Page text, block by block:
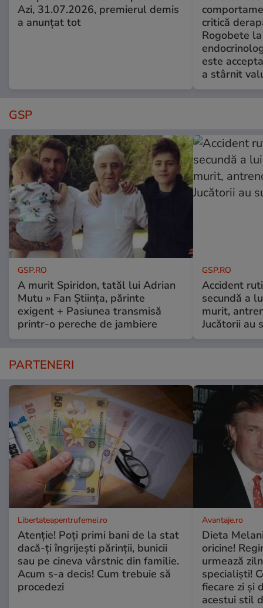
Azi, 31.07.2026, premierul demis
a anunțat tot
critică
Rogobete
este
a stârnit
GSP
GSP.RO
A murit Spiridon, tatăl lui Adrian
Mutu » Fan Știința, părinte
exigent + Pasiunea transmisă
printr-o pereche de jambiere
GSP.RO
Accident
secundă a
murit,
Jucătorii au
PARTENERI
Libertateapentrufemei.ro
Atenție! Poți primi bani de la stat
dacă-ți îngrijești părinții, bunicii
sau pe cineva vârstnic din familie.
Acum s-a decis! Cum trebuie să
procedezi
Avantaje.ro
Dieta
oricine!
urmează
specialiști!
fiecare zi și
acestui stil